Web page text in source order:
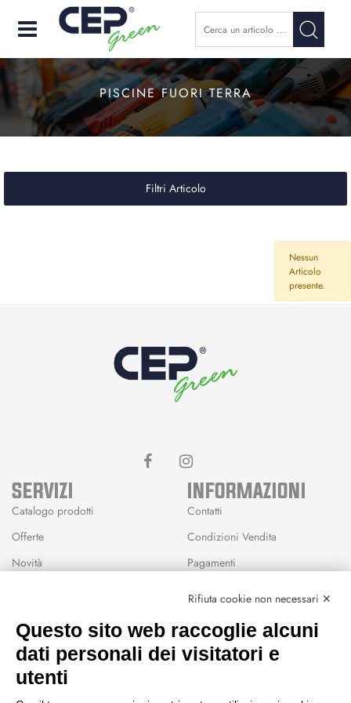
Open
PISCINE FUORI TERRA
Filtri Articolo
Nessun
Articolo
presente.
SERVIZI
Catalogo prodotti
Offerte
Novità
Wishlist
INFORMAZIONI
Contatti
Condizioni Vendita
Pagamenti
CEP GREEN
Rifiuta cookie non necessari ✕
Questo sito web raccoglie alcuni
dati personali dei visitatori e
utenti